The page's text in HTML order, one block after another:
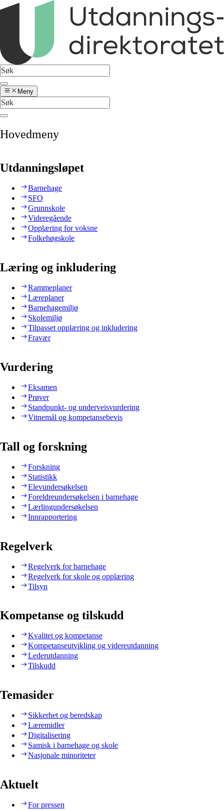
Meny
Hovedmeny
Utdanningsløpet
Barnehage
SFO
Grunnskole
Videregående
Opplæring for voksne
Folkehøgskole
Læring og inkludering
Rammeplaner
Læreplaner
Barnehagemiljø
Skolemiljø
Tilpasset opplæring og inkludering
Fravær
Vurdering
Eksamen
Prøver
Standpunkt- og underveisvurdering
Vitnemål og kompetansebevis
Tall og forskning
Forskning
Statistikk
Elevundersøkelsen
Foreldreundersøkelsen i barnehage
Lærlingundersøkelsen
Innrapportering
Regelverk
Regelverk for barnehage
Regelverk for skole og opplæring
Tilsyn
Kompetanse og tilskudd
Kvalitet og kompetanse
Kompetanseutvikling og videreutdanning
Lederutdanning
Tilskudd
Temasider
Sikkerhet og beredskap
Læremidler
Digitalisering
Samisk i barnehage og skole
Nasjonale minoriteter
Aktuelt
For pressen